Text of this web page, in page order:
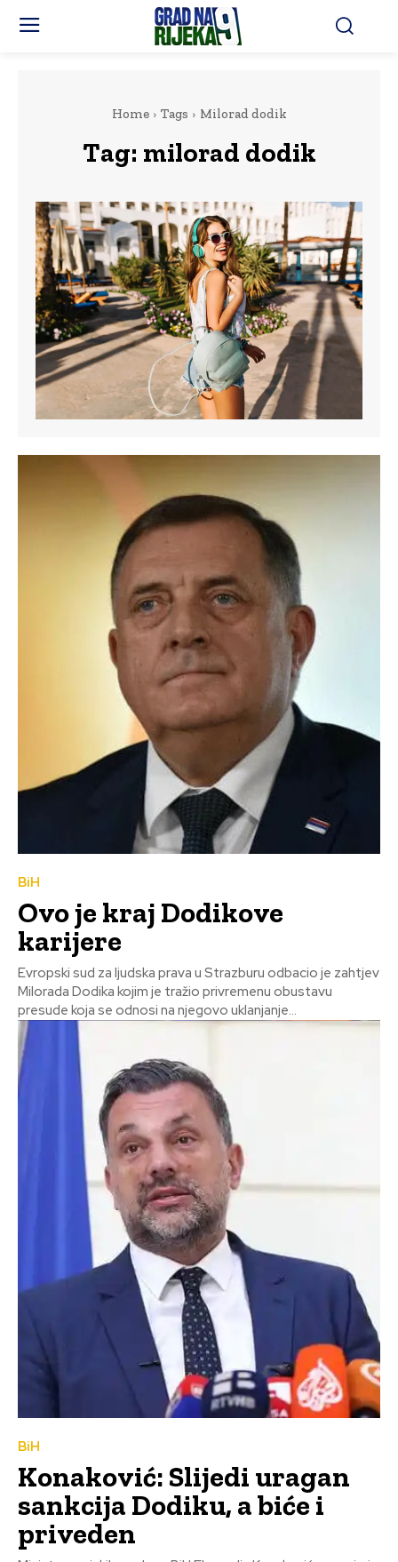
Home Tags Milorad dodik
Tag: milorad dodik
BiH
Ovo je kraj Dodikove
karijere
Evropski sud za ljudska prava u Strazburu odbacio je zahtjev
Milorada Dodika kojim je tražio privremenu obustavu
presude koja se odnosi na njegovo uklanjanje...
BiH
Konaković: Slijedi uragan
sankcija Dodiku, a biće i
priveden